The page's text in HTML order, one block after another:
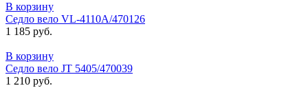
В корзину
Седло вело VL-4110А/470126
1 185 руб.
В корзину
Седло вело JT 5405/470039
1 210 руб.